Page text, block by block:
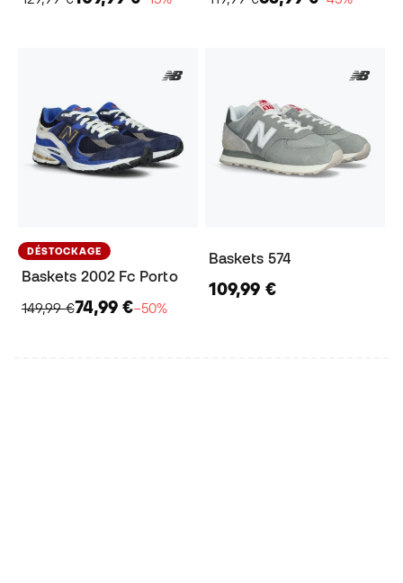
DÉSTOCKAGE
Baskets 2002 Fc Porto
149,99 €74,99 €−50%
Baskets 574
109,99 €